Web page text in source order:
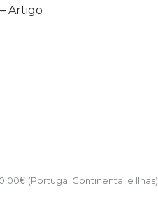
Artigo
€ (Portugal Continental e Ilhas)